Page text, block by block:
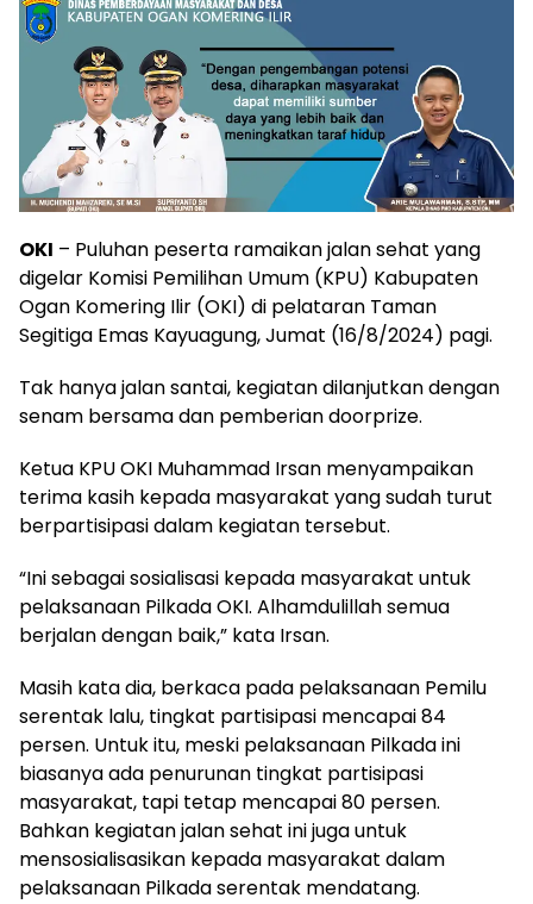
OKI – Puluhan peserta ramaikan jalan sehat yang
digelar Komisi Pemilihan Umum (KPU) Kabupaten
Ogan Komering Ilir (OKI) di pelataran Taman
Segitiga Emas Kayuagung, Jumat (16/8/2024) pagi.
Tak hanya jalan santai, kegiatan dilanjutkan dengan
senam bersama dan pemberian doorprize.
Ketua KPU OKI Muhammad Irsan menyampaikan
terima kasih kepada masyarakat yang sudah turut
berpartisipasi dalam kegiatan tersebut.
“Ini sebagai sosialisasi kepada masyarakat untuk
pelaksanaan Pilkada OKI. Alhamdulillah semua
berjalan dengan baik,” kata Irsan.
Masih kata dia, berkaca pada pelaksanaan Pemilu
serentak lalu, tingkat partisipasi mencapai 84
persen. Untuk itu, meski pelaksanaan Pilkada ini
biasanya ada penurunan tingkat partisipasi
masyarakat, tapi tetap mencapai 80 persen.
Bahkan kegiatan jalan sehat ini juga untuk
mensosialisasikan kepada masyarakat dalam
pelaksanaan Pilkada serentak mendatang.